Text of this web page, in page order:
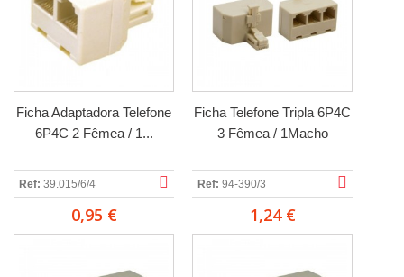
Ficha Adaptadora Telefone
6P4C 2 Fêmea / 1...
Ref: 39.015/6/4
0,95 €
Ficha Telefone Tripla 6P4C
3 Fêmea / 1Macho
Ref: 94-390/3
1,24 €